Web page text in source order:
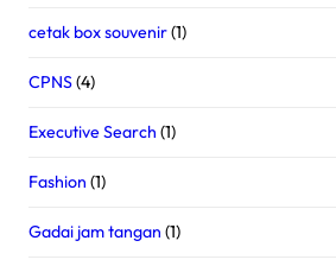
cetak box souvenir(1)
CPNS(4)
Executive Search (1)
Fashion (1)
Gadai jam tangan (1)